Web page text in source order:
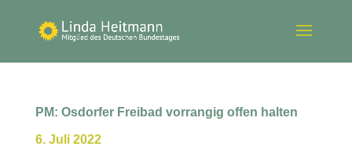
PM: Osdorfer Freibad vorrangig offen halten
6. Juli 2022